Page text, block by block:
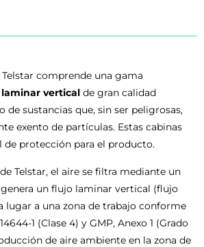
Telstar comprende una gama
vertical de gran calidad
de sustancias que, sin ser peligrosas,
exento de partículas. Estas cabinas
de protección para el producto.
Telstar, el aire se filtra mediante un
genera un flujo laminar vertical (flujo
lugar a una zona de trabajo conforme
1 (Clase 4) y GMP, Anexo 1 (Grado
de aire ambiente en la zona de